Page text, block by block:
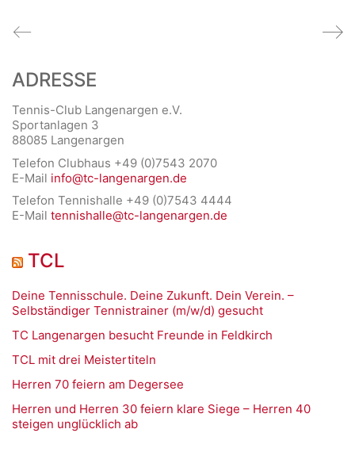
ADRESSE
Tennis-Club Langenargen e.V.
Sportanlagen 3
88085 Langenargen
Telefon Clubhaus +49 (0)7543 2070
E-Mail info@tc-langenargen.de
Telefon Tennishalle +49 (0)7543 4444
E-Mail tennishalle@tc-langenargen.de
TCL
Deine Tennisschule. Deine Zukunft. Dein Verein. –
Selbständiger Tennistrainer (m/w/d) gesucht
TC Langenargen besucht Freunde in Feldkirch
TCL mit drei Meistertiteln
Herren 70 feiern am Degersee
Herren und Herren 30 feiern klare Siege – Herren 40
steigen unglücklich ab